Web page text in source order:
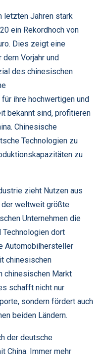
letzten Jahren stark
ein Rekordhoch von
Dies zeigt eine
Vorjahr und
des chinesischen
ihre hochwertigen und
bekannt sind, profitieren
Chinesische
Technologien zu
zu
zieht Nutzen aus
der weltweit größte
Unternehmen die
Technologien dort
Automobilhersteller
chinesischen
chinesischen Markt
schafft nicht nur
sondern fördert auch
beiden Ländern.
der deutsche
China. Immer mehr